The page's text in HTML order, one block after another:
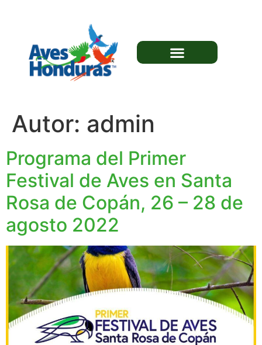
Autor: admin
Programa del Primer
Festival de Aves en Santa
Rosa de Copán, 26 – 28 de
agosto 2022